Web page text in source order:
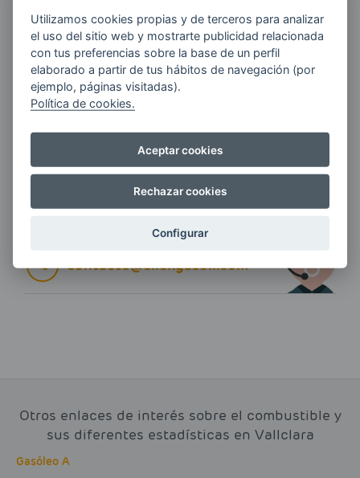
Quiero recibir las últimas novedades de AVIA
ENERGIAS por cualquier medio, incluido
Si tienes alguna duda durante el
pedido escríbenos a:
contacto@clickgasoil.com
Otros enlaces de interés sobre el combustible y
sus diferentes estadísticas en Vallclara
Gasóleo A
Utilizamos cookies propias y de terceros para analizar
el uso del sitio web y mostrarte publicidad relacionada
con tus preferencias sobre la base de un perfil
elaborado a partir de tus hábitos de navegación (por
ejemplo, páginas visitadas).
Política de cookies.
Aceptar cookies
Rechazar cookies
Configurar